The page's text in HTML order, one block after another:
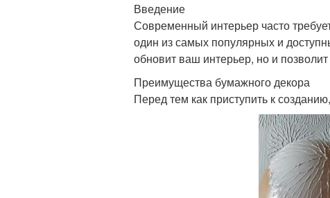
Введение
Современный интерьер часто
один из самых популярных и
обновит ваш интерьер, но и
Преимущества бумажного декора
Перед тем как приступить к